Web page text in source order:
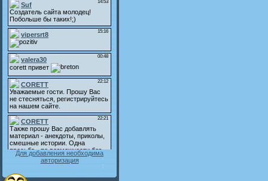
Для добавления необходима
авторизация